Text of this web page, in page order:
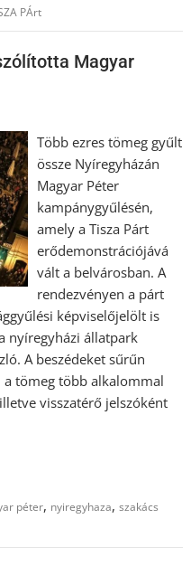
PÁrt
Magyar
Több ezres tömeg gyűlt
össze Nyíregyházán
Magyar Péter
kampánygyűlésén,
amely a Tisza Párt
erődemonstrációjává
vált a belvárosban. A
rendezvényen a párt
képviselőjelölt is
nyíregyházi állatpark
A beszédeket sűrűn
a tömeg több alkalommal
visszatérő jelszóként
péter, nyiregyhaza,szakács